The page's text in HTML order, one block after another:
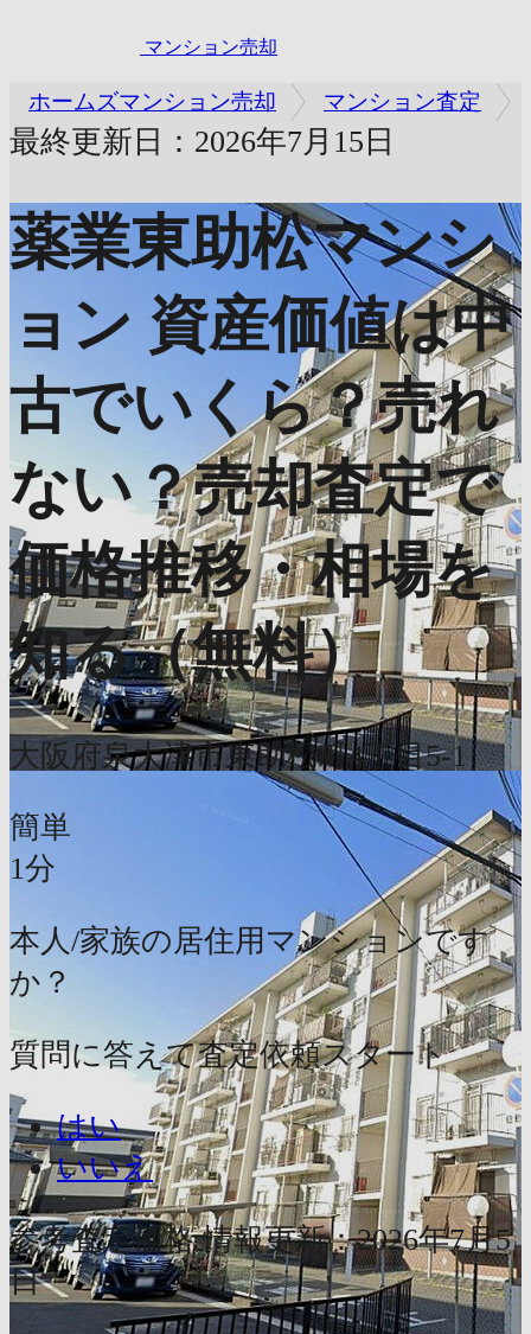
マンション売却
ホームズマンション売却 マンション査定
最終更新日：2026年7月15日
薬業東助松マンシ
ョン 資産価値は中
古でいくら？売れ
ない？売却査定で
価格推移・相場を
知る（無料）
大阪府泉大津市東助松町4丁目5-1
簡単
1分
本人/家族の居住用マンションです
か？
質問に答えて査定依頼スタート
はい
いいえ
参考査定価格 情報更新：2026年7月5
日